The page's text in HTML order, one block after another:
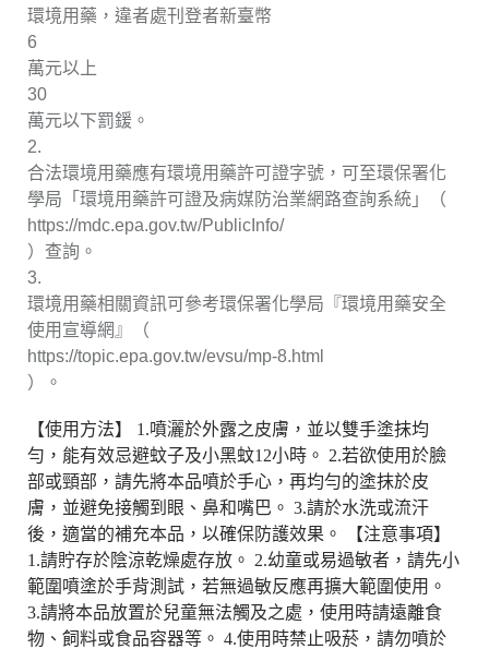
環境用藥，違者處刊登者新臺幣
6
萬元以上
30
萬元以下罰鍰。
2.
合法環境用藥應有環境用藥許可證字號，可至環保署化
學局「環境用藥許可證及病媒防治業網路查詢系統」（
https://mdc.epa.gov.tw/PublicInfo/
）查詢。
3.
環境用藥相關資訊可參考環保署化學局『環境用藥安全
使用宣導網』（
https://topic.epa.gov.tw/evsu/mp-8.html
）。
【使用方法】 1.噴灑於外露之皮膚，並以雙手塗抹均
勻，能有效忌避蚊子及小黑蚊12小時。 2.若欲使用於臉
部或頸部，請先將本品噴於手心，再均勻的塗抹於皮
膚，並避免接觸到眼、鼻和嘴巴。 3.請於水洗或流汗
後，適當的補充本品，以確保防護效果。 【注意事項】
1.請貯存於陰涼乾燥處存放。 2.幼童或易過敏者，請先小
範圍噴塗於手背測試，若無過敏反應再擴大範圍使用。
3.請將本品放置於兒童無法觸及之處，使用時請遠離食
物、飼料或食品容器等。 4.使用時禁止吸菸，請勿噴於